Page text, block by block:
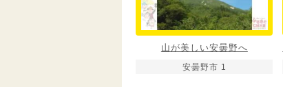
山が美しい安曇野へ
安曇野市 1